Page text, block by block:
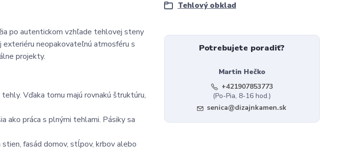
po autentickom vzhľade tehlovej steny
exteriéru neopakovateľnú atmosféru s
projekty.
Vďaka tomu majú rovnakú štruktúru,
ako práca s plnými tehlami. Pásiky sa
fasád domov, stĺpov, krbov alebo
Tehlový obklad
Potrebujete poradiť?
Martin Hečko
+421907853773
(Po-Pia, 8-16 hod.)
senica@dizajnkamen.sk